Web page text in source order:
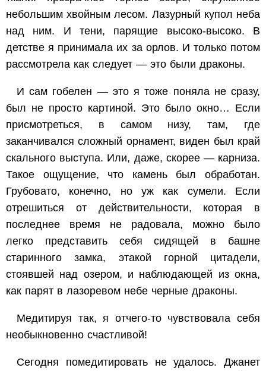
небольшим хвойным лесом. Лазурный купол неба
над ним. И тени, парящие высоко-высоко. В
детстве я принимала их за орлов. И только потом
рассмотрела как следует — это были драконы.
И сам гобелен — это я тоже поняла не сразу,
был не просто картиной. Это было окно… Если
присмотреться, в самом низу, там, где
заканчивался сложный орнамент, виден был край
скального выступа. Или, даже, скорее — карниза.
Такое ощущение, что камень был обработан.
Грубовато, конечно, но уж как сумели. Если
отрешиться от действительности, которая в
последнее время не радовала, можно было
легко представить себя сидящей в башне
старинного замка, этакой горной цитадели,
стоявшей над озером, и наблюдающей из окна,
как парят в лазоревом небе черные драконы.
Медитируя так, я отчего-то чувствовала себя
необыкновенно счастливой!
Сегодня помедитировать не удалось. Джанет